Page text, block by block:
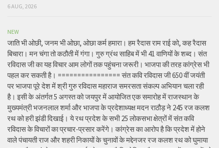
6 AUG, 2026
NEW
जाति भी ओछी, जनम भी ओछा, ओछा कर्म हमारा। हम रैदास राम राई को, कह रैदास
बिचारा। मन चंगा तो कठौती में गंगा। गुरु ग्रंथ साहिब में भी 41 वाणियों के शब्द। संत
रविदास जी का यह विचार आम लोगों तक पहुंचना जरूरी। भाजपा की तरह कांग्रेस भी
पहल कर सकती है। ================ संत कवि रविदास जी 650 वीं जयंती
पर भाजपा पूरे देश में श्री गुरु रविदास महाराज समरसता संकल्प अभियान चला रही
है। इसी के अंतर्गत 5 अगस्त को जयपुर में आयोजित एक समारोह में राजस्थान के
मुख्यमंत्री भजनलाल शर्मा और भाजपा के प्रदेशाध्यक्ष मदन राठौड़ ने 245 रज कलश
रथ को हरी झंडी दिखाई। ये रथ प्रदेश के सभी 25 लोकसभा क्षेत्रों में संत कवि
रविदास के विचारों का प्रचार-प्रसार करेंगे। कांग्रेस का आरोप है कि प्रदेश में होने
वाले पंचायती राज और शहरी निकायों के चुनावों के मद्देनजर रज कलश रथ को घुमाया